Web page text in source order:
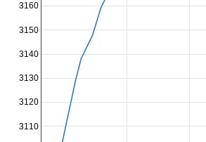
3110
3120
3130
3140
3150
3160